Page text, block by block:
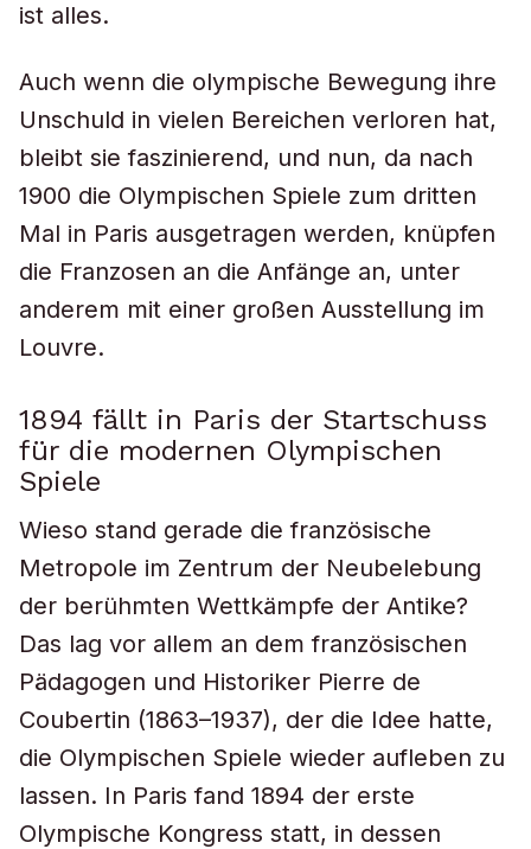
ist alles.
Auch wenn die olympische Bewegung ihre
Unschuld in vielen Bereichen verloren hat,
bleibt sie faszinierend, und nun, da nach
1900 die Olympischen Spiele zum dritten
Mal in Paris ausgetragen werden, knüpfen
die Franzosen an die Anfänge an, unter
anderem mit einer großen Ausstellung im
Louvre.
1894 fällt in Paris der Startschuss
für die modernen Olympischen
Spiele
Wieso stand gerade die französische
Metropole im Zentrum der Neubelebung
der berühmten Wettkämpfe der Antike?
Das lag vor allem an dem französischen
Pädagogen und Historiker Pierre de
Coubertin (1863–1937), der die Idee hatte,
die Olympischen Spiele wieder aufleben zu
lassen. In Paris fand 1894 der erste
Olympische Kongress statt, in dessen